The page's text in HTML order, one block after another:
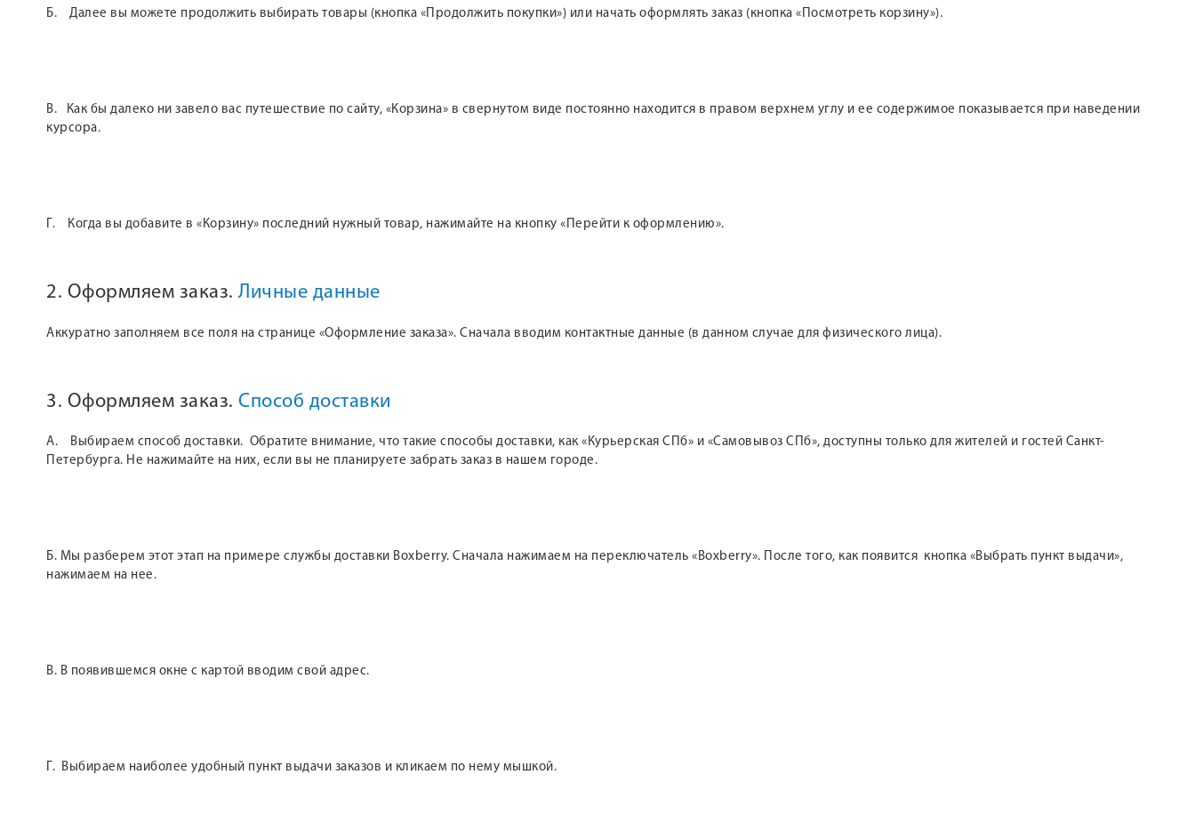
Б. Далее вы можете продолжить выбирать товары (кнопка «Продолжить покупки») или начать оформлять заказ (кнопка «Посмотреть корзину»).
В. Как бы далеко ни завело вас путешествие по сайту, «Корзина» в свернутом виде постоянно находится в правом верхнем углу и ее содержимое показывается при наведении
курсора.
Г. Когда вы добавите в «Корзину» последний нужный товар, нажимайте на кнопку «Перейти к оформлению».
2. Оформляем заказ. Личные данные
Аккуратно заполняем все поля на странице «Оформление заказа». Сначала вводим контактные данные (в данном случае для физического лица).
3. Оформляем заказ. Способ доставки
А. Выбираем способ доставки. Обратите внимание, что такие способы доставки, как «Курьерская СПб» и «Самовывоз СПб», доступны только для жителей и гостей Санкт-
Петербурга. Не нажимайте на них, если вы не планируете забрать заказ в нашем городе.
Б. Мы разберем этот этап на примере службы доставки Boxberry. Сначала нажимаем на переключатель «Boxberry». После того, как появится кнопка «Выбрать пункт выдачи»,
нажимаем на нее.
В. В появившемся окне с картой вводим свой адрес.
Г. Выбираем наиболее удобный пункт выдачи заказов и кликаем по нему мышкой.